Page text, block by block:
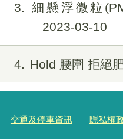
3
細懸浮微粒
2023-03-10
4 Hold 腰圍 拒絕
交通及停車資訊 隱私權